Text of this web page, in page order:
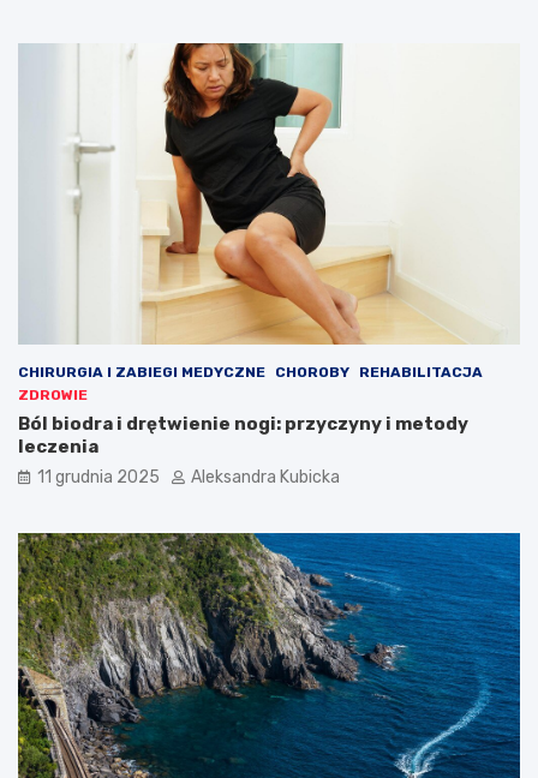
CHIRURGIA I ZABIEGI MEDYCZNE CHOROBY
REHABILITACJA
ZDROWIE
Ból biodra i drętwienie nogi: przyczyny i metody
leczenia
11 grudnia 2025 Aleksandra Kubicka